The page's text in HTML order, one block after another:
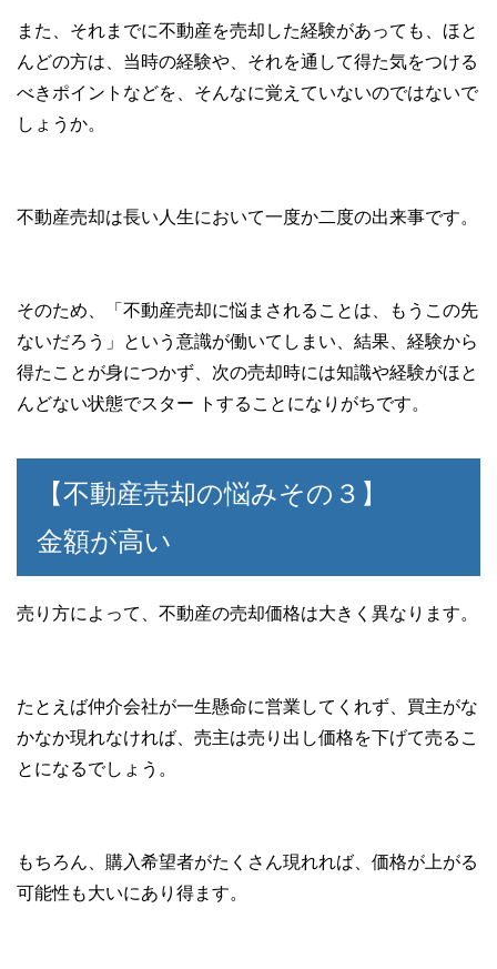
また、それまでに不動産を売却した経験があっても、ほと
んどの方は、当時の経験や、それを通して得た気をつける
べきポイントなどを、そんなに覚えていないのではないで
しょうか。
不動産売却は長い人生において一度か二度の出来事です。
そのため、「不動産売却に悩まされることは、もうこの先
ないだろう」という意識が働いてしまい、結果、経験から
得たことが身につかず、次の売却時には知識や経験がほと
んどない状態でスター トすることになりがちです。
【不動産売却の悩みその３】
金額が高い
売り方によって、不動産の売却価格は大きく異なります。
たとえば仲介会社が一生懸命に営業してくれず、買主がな
かなか現れなければ、売主は売り出し価格を下げて売るこ
とになるでしょう。
もちろん、購入希望者がたくさん現れれば、価格が上がる
可能性も大いにあり得ます。